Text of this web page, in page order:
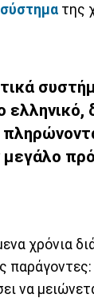
της
ελληνικό,
χρόνια
παράγοντες:
να